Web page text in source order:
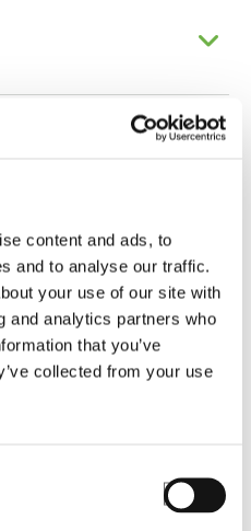
content and ads, to
and to analyse our traffic.
your use of our site with
and analytics partners who
that you’ve
collected from your use